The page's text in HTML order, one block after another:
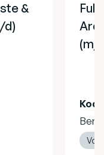
&
d)
Full
(m/